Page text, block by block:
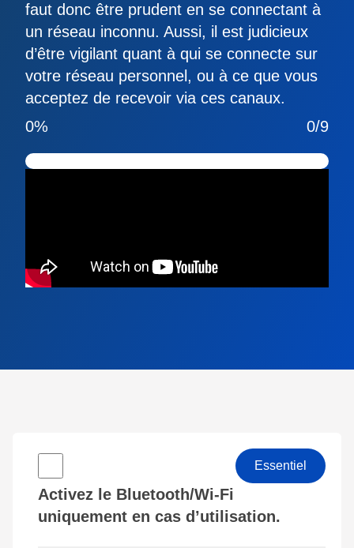
faut donc être prudent en se connectant à
un réseau inconnu. Aussi, il est judicieux
d’être vigilant quant à qui se connecte sur
votre réseau personnel, ou à ce que vous
acceptez de recevoir via ces canaux.
0%
0/9
Essentiel
Activez le Bluetooth/Wi-Fi
uniquement en cas d’utilisation.